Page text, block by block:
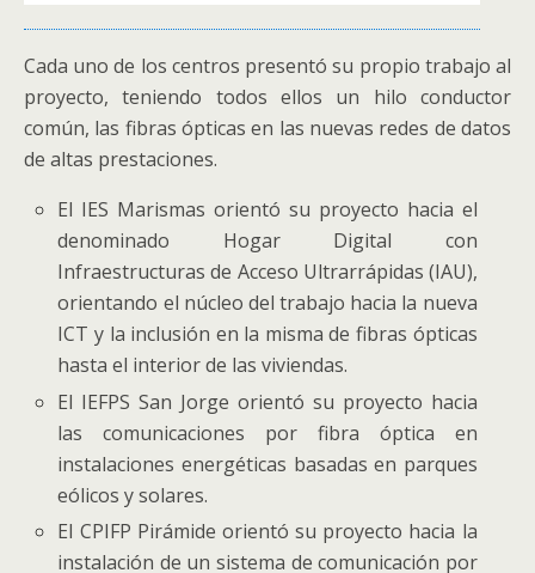
Cada uno de los centros presentó su propio trabajo al
proyecto, teniendo todos ellos un hilo conductor
común, las fibras ópticas en las nuevas redes de datos
de altas prestaciones.
El IES Marismas orientó su proyecto hacia el
denominado Hogar Digital con
Infraestructuras de Acceso Ultrarrápidas (IAU),
orientando el núcleo del trabajo hacia la nueva
ICT y la inclusión en la misma de fibras ópticas
hasta el interior de las viviendas.
El IEFPS San Jorge orientó su proyecto hacia
las comunicaciones por fibra óptica en
instalaciones energéticas basadas en parques
eólicos y solares.
El CPIFP Pirámide orientó su proyecto hacia la
instalación de un sistema de comunicación por